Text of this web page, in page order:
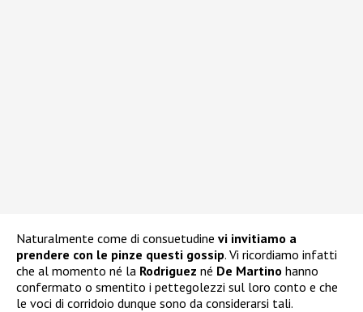
Naturalmente come di consuetudine vi invitiamo a
prendere con le pinze questi gossip. Vi ricordiamo infatti
che al momento né la Rodriguez né De Martino hanno
confermato o smentito i pettegolezzi sul loro conto e che
le voci di corridoio dunque sono da considerarsi tali.